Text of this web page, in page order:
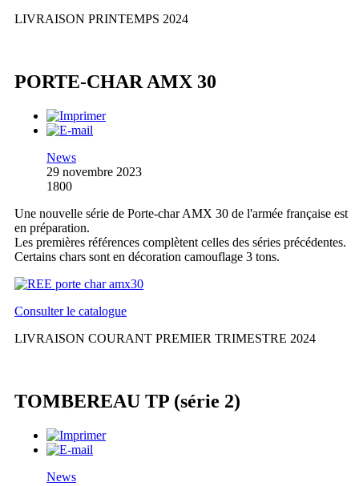
LIVRAISON PRINTEMPS 2024
PORTE-CHAR AMX 30
News
29 novembre 2023
1800
Une nouvelle série de Porte-char AMX 30 de l'armée française est
en préparation.
Les premières références complètent celles des séries précédentes.
Certains chars sont en décoration camouflage 3 tons.
Consulter le catalogue
LIVRAISON COURANT PREMIER TRIMESTRE 2024
TOMBEREAU TP (série 2)
News